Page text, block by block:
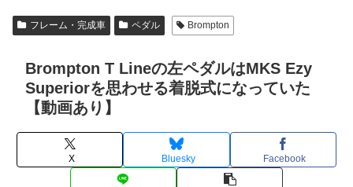
フレーム・完成車 ペダル Brompton
Brompton T Lineの左ペダルはMKS Ezy
Superiorを思わせる着脱式になっていた
【動画あり】
X Bluesky Facebook